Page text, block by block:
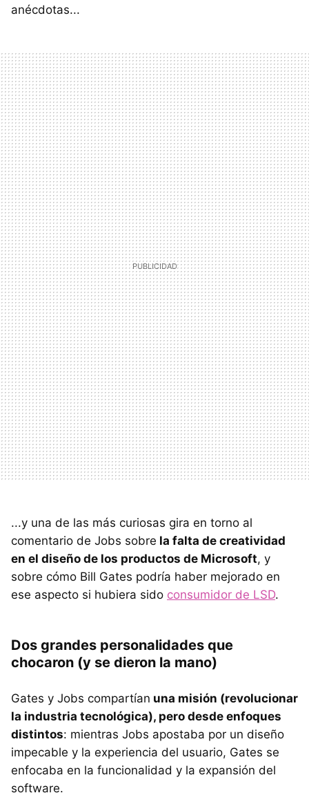
anécdotas...
...y una de las más curiosas gira en torno al
comentario de Jobs sobre la falta de creatividad
en el diseño de los productos de Microsoft, y
sobre cómo Bill Gates podría haber mejorado en
ese aspecto si hubiera sido consumidor de LSD.
Dos grandes personalidades que
chocaron (y se dieron la mano)
Gates y Jobs compartían una misión (revolucionar
la industria tecnológica), pero desde enfoques
distintos: mientras Jobs apostaba por un diseño
impecable y la experiencia del usuario, Gates se
enfocaba en la funcionalidad y la expansión del
software.